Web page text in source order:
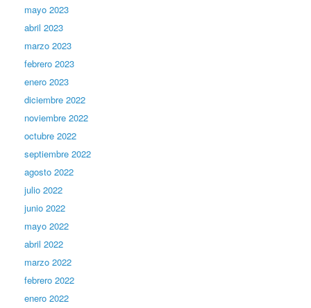
mayo 2023
abril 2023
marzo 2023
febrero 2023
enero 2023
diciembre 2022
noviembre 2022
octubre 2022
septiembre 2022
agosto 2022
julio 2022
junio 2022
mayo 2022
abril 2022
marzo 2022
febrero 2022
enero 2022